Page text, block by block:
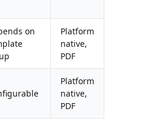
on
Platform
native,
PDF
Platform
native,
PDF